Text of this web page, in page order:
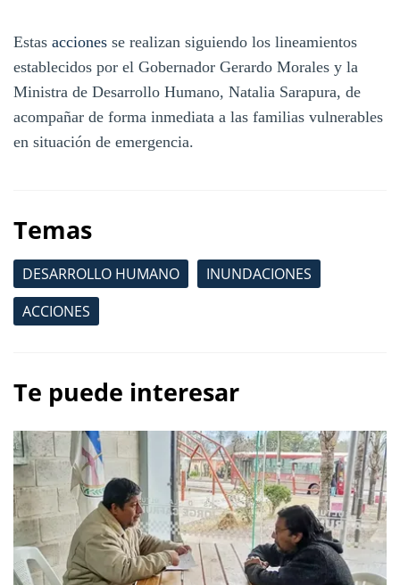
Estas acciones se realizan siguiendo los lineamientos
establecidos por el Gobernador Gerardo Morales y la
Ministra de Desarrollo Humano, Natalia Sarapura, de
acompañar de forma inmediata a las familias vulnerables
en situación de emergencia.
Temas
DESARROLLO HUMANO
INUNDACIONES
ACCIONES
Te puede interesar